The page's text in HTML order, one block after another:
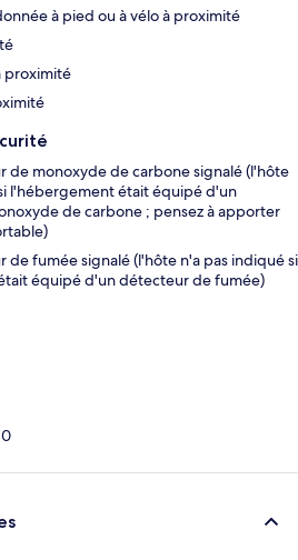
à pied ou à vélo à proximité
proximité
de monoxyde de carbone signalé (l'hôte
l'hébergement était équipé d'un
de carbone ; pensez à apporter
de fumée signalé (l'hôte n'a pas indiqué si
équipé d'un détecteur de fumée)